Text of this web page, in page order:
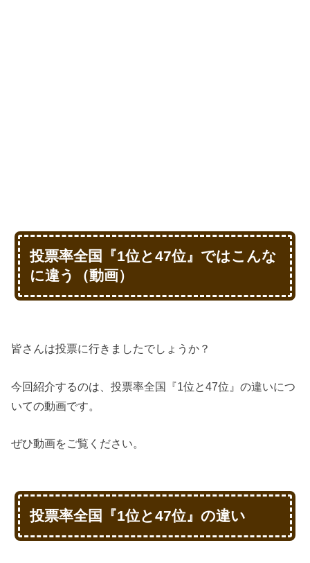
投票率全国『1位と47位』ではこんな
に違う（動画）
皆さんは投票に行きましたでしょうか？
今回紹介するのは、投票率全国『1位と47位』の違いにつ
いての動画です。
ぜひ動画をご覧ください。
投票率全国『1位と47位』の違い